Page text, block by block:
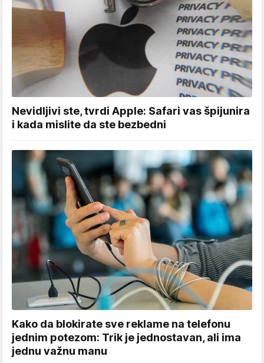
Nevidljivi ste, tvrdi Apple: Safari vas špijunira
i kada mislite da ste bezbedni
Kako da blokirate sve reklame na telefonu
jednim potezom: Trik je jednostavan, ali ima
jednu važnu manu